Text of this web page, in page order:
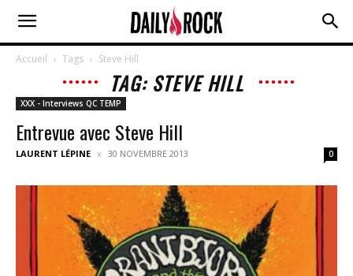
Accueil Tags Steve Hill
TAG: STEVE HILL
XXX - Interviews QC TEMP
Entrevue avec Steve Hill
LAURENT LÉPINE 30 NOVEMBRE 2013 0